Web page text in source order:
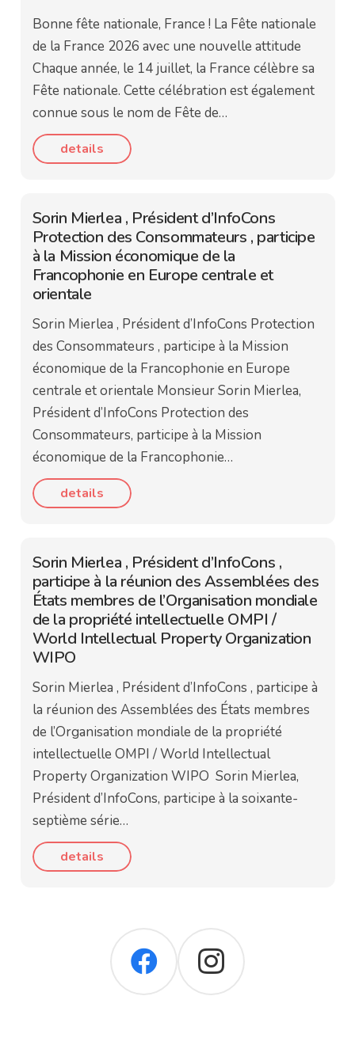
Bonne fête nationale, France ! La Fête nationale
de la France 2026 avec une nouvelle attitude
Chaque année, le 14 juillet, la France célèbre sa
Fête nationale. Cette célébration est également
connue sous le nom de Fête de…
details
Sorin Mierlea , Président d’InfoCons
Protection des Consommateurs , participe
à la Mission économique de la
Francophonie en Europe centrale et
orientale
Sorin Mierlea , Président d’InfoCons Protection
des Consommateurs , participe à la Mission
économique de la Francophonie en Europe
centrale et orientale Monsieur Sorin Mierlea,
Président d’InfoCons Protection des
Consommateurs, participe à la Mission
économique de la Francophonie…
details
Sorin Mierlea , Président d’InfoCons ,
participe à la réunion des Assemblées des
États membres de l’Organisation mondiale
de la propriété intellectuelle OMPI /
World Intellectual Property Organization
WIPO
Sorin Mierlea , Président d’InfoCons , participe à
la réunion des Assemblées des États membres
de l’Organisation mondiale de la propriété
intellectuelle OMPI / World Intellectual
Property Organization WIPO Sorin Mierlea,
Président d’InfoCons, participe à la soixante-
septième série…
details